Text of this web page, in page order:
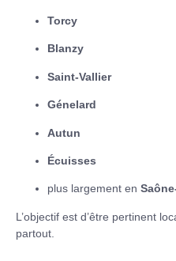
Torcy
Blanzy
Saint-Vallier
Génelard
Autun
Écuisses
plus largement en
L’objectif est d’être pertinent
partout.